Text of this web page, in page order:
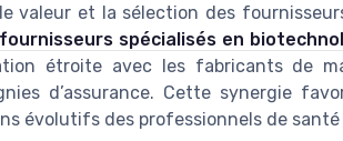
valeur et la sélection des
spécialisés en
étroite avec les fabricants de
d’assurance. Cette synergie
évolutifs des professionnels de